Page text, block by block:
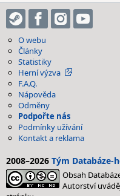
O webu
Články
Statistiky
Herní výzva
F.A.Q.
Nápověda
Odměny
Podpořte nás
Podmínky užívání
Kontakt a reklama
2008–2026 Tým Databáze-
Obsah
Autorství